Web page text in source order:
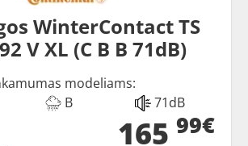
WinterContact TS
V XL (C B B 71dB)
modeliams:
B 71dB
165 99€